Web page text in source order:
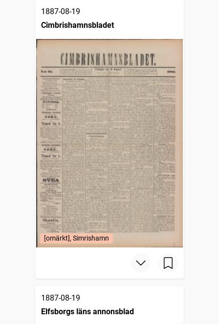
1887-08-19
Cimbrishamnsbladet
[omärkt], Simrishamn
1887-08-19
Elfsborgs läns annonsblad